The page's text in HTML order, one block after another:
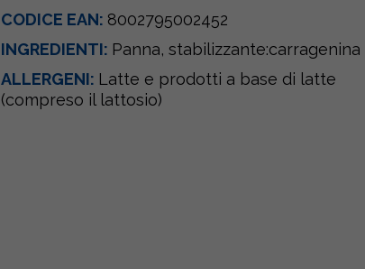
CODICE EAN: 8002795002452
INGREDIENTI: Panna, stabilizzante:carragenina
ALLERGENI: Latte e prodotti a base di latte
(compreso il lattosio)